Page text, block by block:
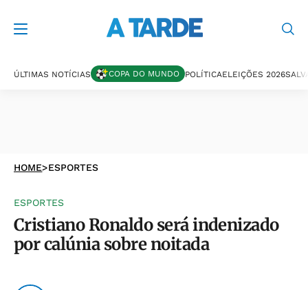
ÚLTIMAS NOTÍCIAS COPA DO MUNDO POLÍTICAELEIÇÕES 2026
HOME>ESPORTES
ESPORTES
Cristiano Ronaldo será indenizado
por calúnia sobre noitada